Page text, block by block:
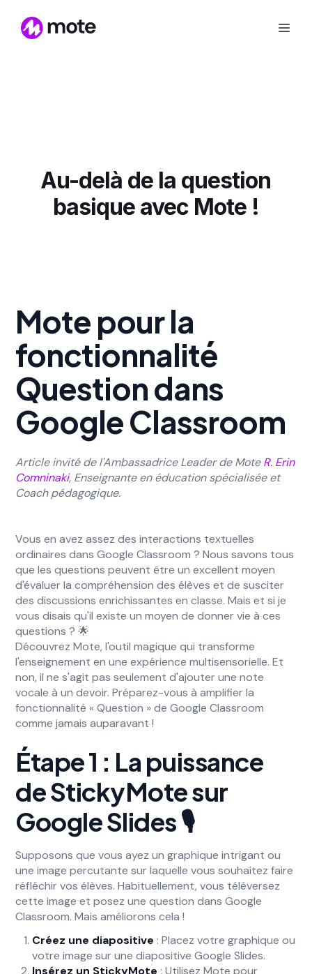
Au-delà de la question
basique avec Mote !
Mote pour la
fonctionnalité
Question dans
Google Classroom
Article invité de l'Ambassadrice Leader de MoteR. Erin
Comninaki, Enseignante en éducation spécialisée et
Coach pédagogique.‍
Vous en avez assez des interactions textuelles
ordinaires dans Google Classroom ? Nous savons tous
que les questions peuvent être un excellent moyen
d'évaluer la compréhension des élèves et de susciter
des discussions enrichissantes en classe. Mais et si je
vous disais qu'il existe un moyen de donner vie à ces
questions ? 🌟
Découvrez Mote, l'outil magique qui transforme
l'enseignement en une expérience multisensorielle. Et
non, il ne s'agit pas seulement d'ajouter une note
vocale à un devoir. Préparez-vous à amplifier la
fonctionnalité « Question » de Google Classroom
comme jamais auparavant !
Étape 1 : La puissance
de StickyMote sur
Google Slides 🎙️
Supposons que vous ayez un graphique intrigant ou
une image percutante sur laquelle vous souhaitez faire
réfléchir vos élèves. Habituellement, vous téléversez
cette image et posez une question dans Google
Classroom. Mais améliorons cela !
Créez une diapositive : Placez votre graphique ou
votre image sur une diapositive Google Slides.
Insérez un StickyMote : Utilisez Mote pour